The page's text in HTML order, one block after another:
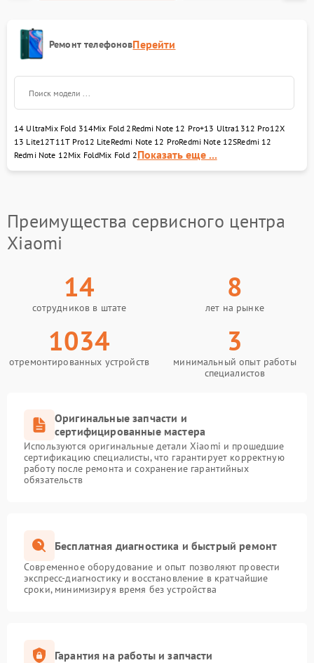
Ремонт телефоновПерейти
14 UltraMix Fold 314Mix Fold 2 Redmi Note 12 Pro+13 Ultra1312 Pro12X
13 Lite12T11T Pro12 LiteRedmi Note 12 ProRedmi Note 12SRedmi 12
Redmi Note 12Mix FoldMix Fold 2Показать еще ...
Преимущества сервисного центра
Xiaomi
14
сотрудников в штате
8
лет на рынке
1034
отремонтированных устройств
3
минимальный опыт работы
специалистов
Оригинальные запчасти и
сертифицированные мастера
Используются оригинальные детали Xiaomi и прошедшие
сертификацию специалисты, что гарантирует корректную
работу после ремонта и сохранение гарантийных
обязательств
Бесплатная диагностика и быстрый ремонт
Современное оборудование и опыт позволяют провести
экспресс-диагностику и восстановление в кратчайшие
сроки, минимизируя время без устройства
Гарантия на работы и запчасти